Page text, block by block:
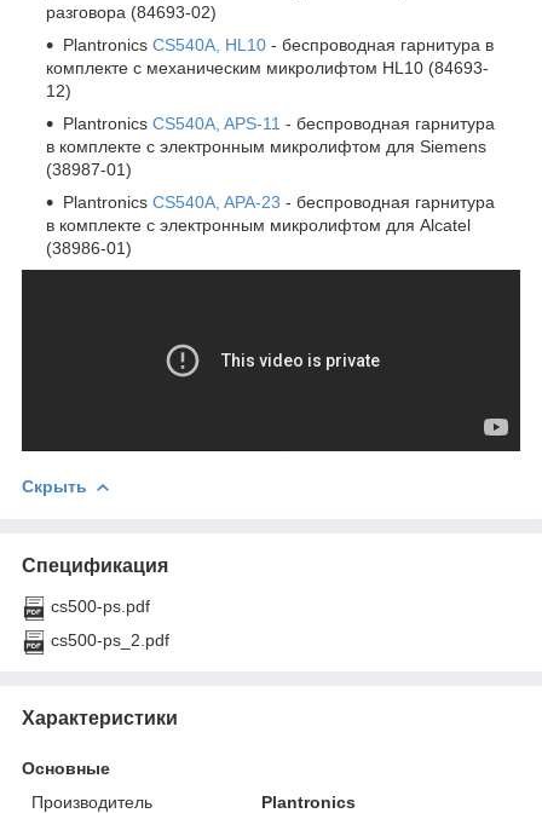
разговора (84693-02)
Plantronics CS540A, HL10 - беспроводная гарнитура в
комплекте с механическим микролифтом HL10 (84693-
12)
Plantronics CS540A, APS-11 - беспроводная гарнитура
в комплекте с электронным микролифтом для Siemens
(38987-01)
Plantronics CS540A, APA-23 - беспроводная гарнитура
в комплекте с электронным микролифтом для Alcatel
(38986-01)
Скрыть
Спецификация
cs500-ps.pdf
cs500-ps_2.pdf
Характеристики
Основные
Производитель
Plantronics